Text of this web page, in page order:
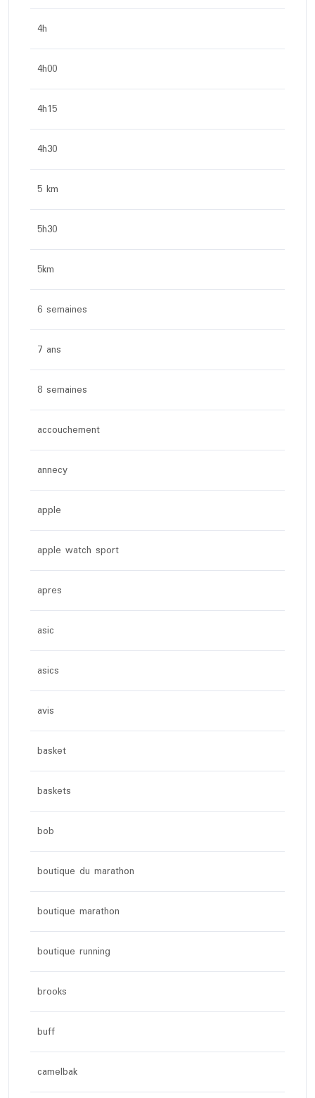
4h
4h00
4h15
4h30
5 km
5h30
5km
6 semaines
7 ans
8 semaines
accouchement
annecy
apple
apple watch sport
apres
asic
asics
avis
basket
baskets
bob
boutique du marathon
boutique marathon
boutique running
brooks
buff
camelbak